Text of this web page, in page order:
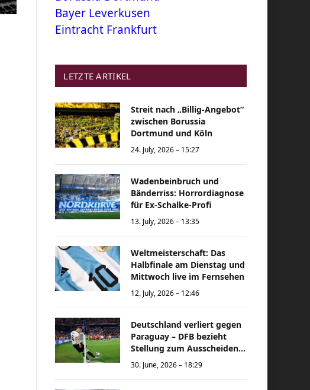
Bayer Leverkusen
Eintracht Frankfurt
LETZTE ARTIKEL
Streit nach „Billig-Angebot“
zwischen Borussia
Dortmund und Köln
24. July, 2026 – 15:27
Wadenbeinbruch und
Bänderriss: Horrordiagnose
für Ex-Schalke-Profi
13. July, 2026 – 13:35
Weltmeisterschaft: Das
Halbfinale am Dienstag und
Mittwoch live im Fernsehen
12. July, 2026 – 12:46
Deutschland verliert gegen
Paraguay – DFB bezieht
Stellung zum Ausscheiden
bei der Weltmeisterschaft
30. June, 2026 – 18:29